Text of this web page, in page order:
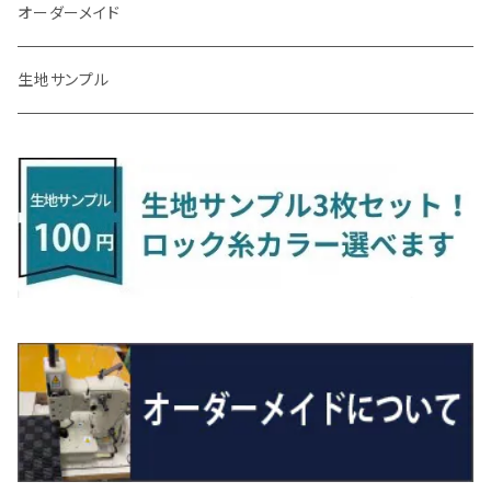
R3/7～ MXPK系
H23/9～H30/4 270系
アリオン
H23/10～R3/3 260系
アルファード/ヴェルファイアＨＶ
H27/1～R5/6 30系
R5/6～ 40系
H24/4～29/10 20系
ヴィッツ
H22/12～R2/3 130系
ヴォクシー
H26/1～R4/1 80系
R4/1～ 90系
エスクァイア
H26/10～R3/12 80系
エスティマ
H18/1～H24/5（前期）
エスティマ・ハイブリッド
H29/10～
ＬＸ
H27/9～R3/10 URJ201W
ＮＸ
R3/11～ 20系
H26/10～
ＲＸ
H27/10～R4/7 20系5人乗
H29/12～R4/7 20系7人乗
R4/11～ 10系
ＵＸ
H30/11～
H24/6～ E26 3人乗
H24/6～ E26 5・6人乗
キューブ
H14/10～R2/3 Z11・Z12
キックス
R2/6~R8/6 15系(e-POWER)
R8/6～ 16系
H11/6～H16/10 Y34
サクラ
R4/5～ B6AW
シーマ
H13/1～R4/8 F50・Y51
シルビア
H3/1～H11/1 S13・S14
H11/1～H14/11 S15
シルフィ
H24/12～R3/10 TB17
ジューク
H24/4～R4/1 S3系
H24/2～H26/9 S200系
H26/9～ S500系
シフォン
H28/12～R1/7 LA600/610
ジャスティ
H23/5～ LA100系
ソルテラ
R4/5~ XEAM10X・YEAM15X
ディアスワゴン
H21/9～R2/4 S300系
トレジア
H22/11～H28/3 120系
フォレスター
H14/2～ SG/SH/SJ/SK系
プレオ
R1/8～ GJ系
ＭＸ－３０
R2/10～ DREJ3P
アクセラ/アクセラ・スポーツ
H24/11～R1/8 GJ系
キャロル
H27/1～ HB36/37/97S
キャロルエコ
H24/11～H27/1 HB35S
スクラム
H17/9～ DG64/DG17
スクラムトラック
H25/9～ DG16T
デミオ
H14/6～ L880/LA400K
タフト
R2/6～ LA900/910S
タント
R1/7～ LA650/660
H28/11～ M900系
ハイゼット・キャディー
H28/6～R3/9 LA700V
ハイゼット・カーゴ
H16/12～ S300/S700系
ハイゼット・トラック
H11/1～ S200/S500系
ブーン
H28/4～R5/12 M700系
ミラ
H28/2～ FF21S
エスクード
H17/5～H27/10 TA/TD系
エブリィ
H13/9～ DA系
クロスビー(XBEE)
H29/12～R7/10 MN71S
ジムニー
H3/6～ JA/JB系
ジムニーノマド
R7/4～ JC74W
ジムニーワイド/ジムニーシエラ
H10/1～H14/1 JB33/43W
スイフト/スイフトスポーツ
H25/6～H31/3 ｅｋカスタム
H31/3～ ｅｋクロス
ekクロスEV
R4/6～ B5AW
アイミーブ
H24/10～R2/12 GF系
アウトランダーＰＨＥＶ
H25/1～ GG/GN系 5人乗
エクリプスクロス/エクリプスクロスPHEV
H30/3～ GK/GL系
タウンボックス
H26/2～ DS17/64W
ディグニティ
H24/7～H29/1 BHGY51
デリカＤ：２
H29/9～R5/10 JF3/4
H24/7～H29/8 JF1/2
NBOXスラッシュ
H26/12～R2/2 JF1/2
NBOXジョイ
H24/11～R2/3 JG1・JG2
R2/11～ JG3・JG4
N-ONE e:
R7/9~ JG5
N-VAN
H30/7～ JJ1・JJ2
N-VAN e:
R6/10~ JJ3
N‐WGN/N‐WGNカスタム
H25/11～ JH1・JH2・JH3・JH4
S660
H25/4～R3/4 AU系
R3/6～ CDD系
H16/4～28/1 １T系 トゥラン
シャラン
H23/2～ 7N系
Tクロス
R2/7～ A1D系
ティグアン
H20/9～H29/1 5NC系
トゥアレグ
H15/9～H30/4 7L/7P系
パサート
H23/5～H27/7 3CCAX
H27/7～ 3CC/3CD系
ザ・ビートル
H24/4～R3/4 16C系
ポロ
H30/10～
H24/4～R1/6
Ｃクラス
H26/7～R4/2
ＣＬＡクラス
H27/6～R1/8
ＣＬＳクラス
H30/6～
Ｅクラス
H28/7～
ＧＬＡクラス
H26/5～R2/6
ＧＬＥクラス
R1/6～
Ｓクラス
MINIクロスオーバー
ラグマット
ラグマットセカンド（L）
ラグマットミニ（S）
オーダーメイド
生地サンプル